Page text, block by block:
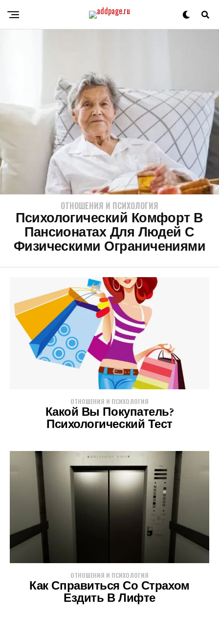
ОТНОШЕНИЯ И ПСИХОЛОГИЯ
Психологический Комфорт В
Пансионатах Для Людей С
Физическими Ограничениями
ОТНОШЕНИЯ И ПСИХОЛОГИЯ
Какой Вы Покупатель?
Психологический Тест
ОТНОШЕНИЯ И ПСИХОЛОГИЯ
Как Справиться Со Страхом
Ездить В Лифте